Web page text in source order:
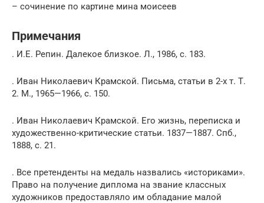
– сочинение по картине мина моисеев
Примечания
. И.Е. Репин. Далекое близкое. Л., 1986, с. 183.
. Иван Николаевич Крамской. Письма, статьи в 2-х т. Т.
2. М., 1965—1966, с. 150.
. Иван Николаевич Крамской. Его жизнь, переписка и
художественно-критические статьи. 1837—1887. Спб.,
1888, с. 21.
. Все претенденты на медаль назвались «историками».
Право на получение диплома на звание классных
художников предоставляло им обладание малой